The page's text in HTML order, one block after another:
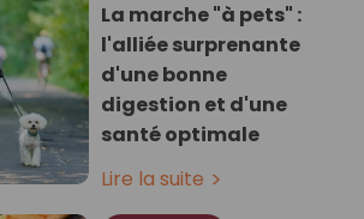
La marche "à pets" :
l'alliée surprenante
d'une bonne
digestion et d'une
santé optimale
Lire la suite